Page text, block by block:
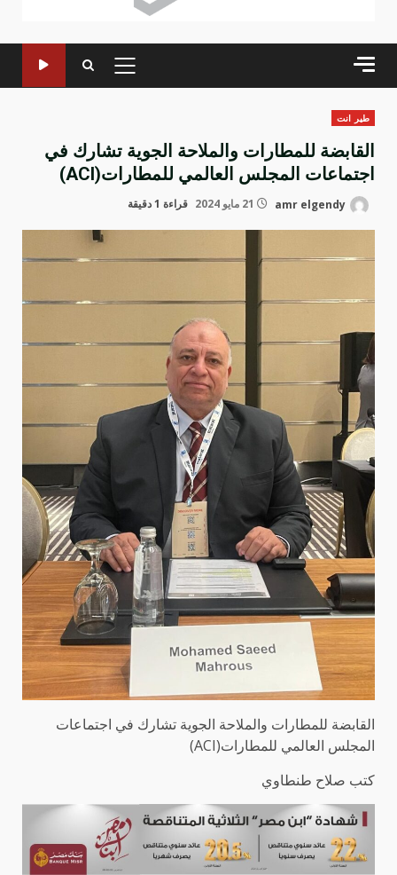
القائمة
الرئيسية
طير انت
القابضة للمطارات والملاحة الجوية تشارك في
اجتماعات المجلس العالمي للمطارات(ACI)
قراءة 1 دقيقة
القابضة للمطارات والملاحة الجوية تشارك في اجتماعات
المجلس العالمي للمطارات(ACI)
كتب صلاح طنطاوي